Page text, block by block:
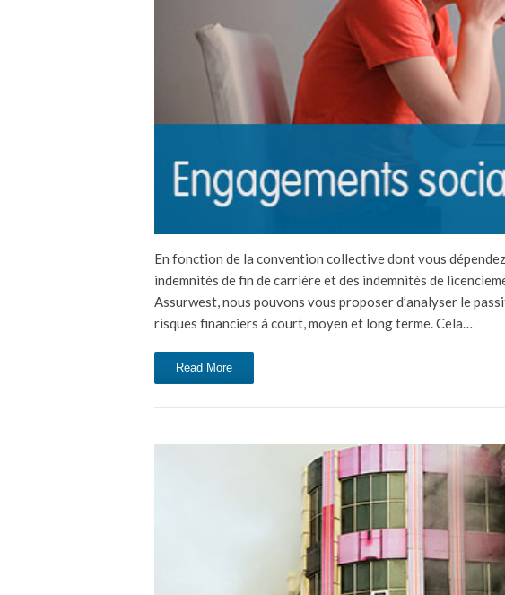
En fonction de la convention collective dont vous
indemnités de fin de carrière et des indemnités de
Assurwest, nous pouvons vous proposer d’analyser le
risques financiers à court, moyen et long terme. Cela…
Read More